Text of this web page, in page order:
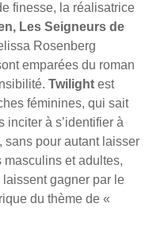
finesse, la réalisatrice
Les Seigneurs de
Rosenberg
emparées du roman
Twilight est
féminines, qui sait
inciter à s’identifier à
sans pour autant laisser
masculins et adultes,
gagner par le
du thème de «